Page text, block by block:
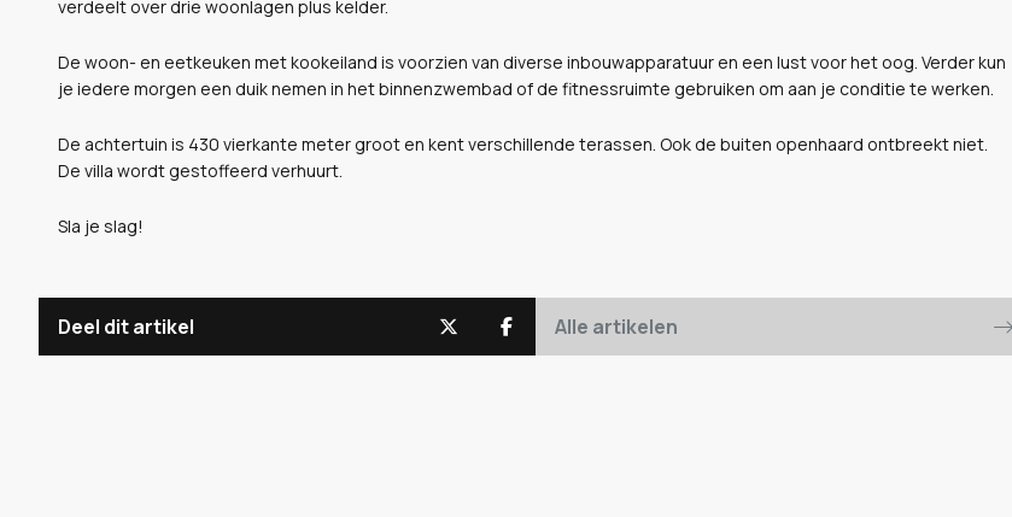
verdeelt over drie woonlagen plus kelder.
De woon- en eetkeuken met kookeiland is voorzien van diverse inbouwapparatuur en een lust voor het oog. Verder kun
je iedere morgen een duik nemen in het binnenzwembad of de fitnessruimte gebruiken om aan je conditie te werken.
De achtertuin is 430 vierkante meter groot en kent verschillende terassen. Ook de buiten openhaard ontbreekt niet.
De villa wordt gestoffeerd verhuurt.
Sla je slag!
Deel dit artikel Alle artikelen